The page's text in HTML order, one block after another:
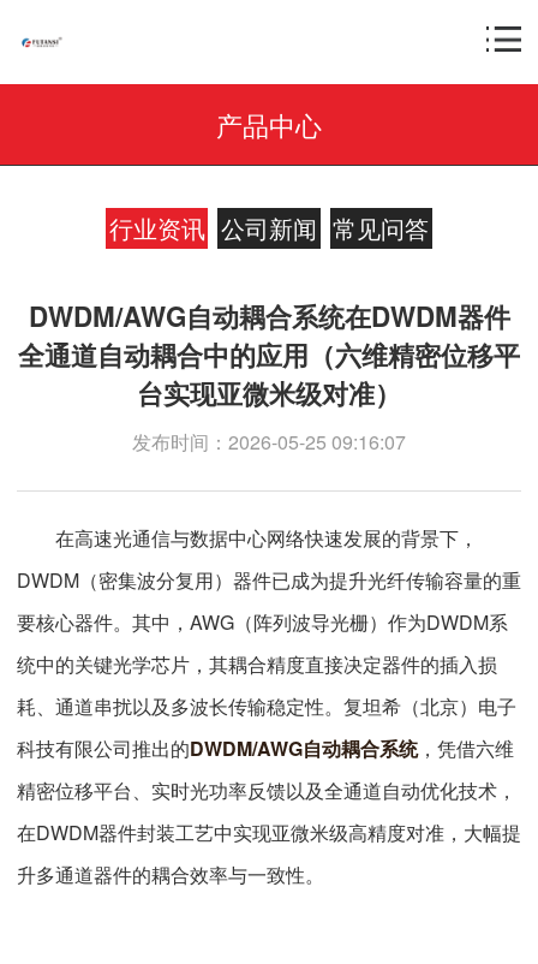
产品中心
行业资讯 公司新闻 常见问答
DWDM/AWG自动耦合系统在DWDM器件
全通道自动耦合中的应用（六维精密位移平
台实现亚微米级对准）
发布时间：2026-05-25 09:16:07
在高速光通信与数据中心网络快速发展的背景下，
DWDM（密集波分复用）器件已成为提升光纤传输容量的重
要核心器件。其中，AWG（阵列波导光栅）作为DWDM系
统中的关键光学芯片，其耦合精度直接决定器件的插入损
耗、通道串扰以及多波长传输稳定性。复坦希（北京）电子
科技有限公司推出的DWDM/AWG自动耦合系统，凭借六维
精密位移平台、实时光功率反馈以及全通道自动优化技术，
在DWDM器件封装工艺中实现亚微米级高精度对准，大幅提
升多通道器件的耦合效率与一致性。